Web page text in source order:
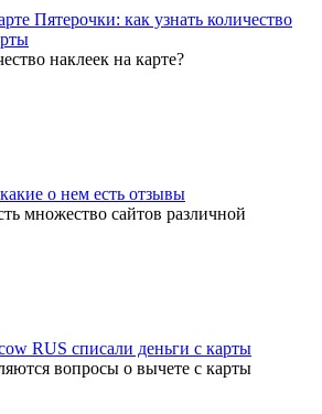
Пятерочки: как узнать количество
наклеек на карте?
о нем есть отзывы
множество сайтов различной
RUS списали деньги с карты
вопросы о вычете с карты